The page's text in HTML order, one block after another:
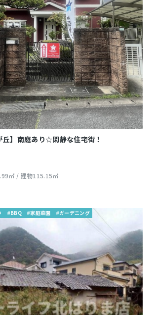
丘】南庭あり☆閑静な住宅街！
㎡ / 建物115.15㎡
#BBQ #家庭菜園 #ガーデニング